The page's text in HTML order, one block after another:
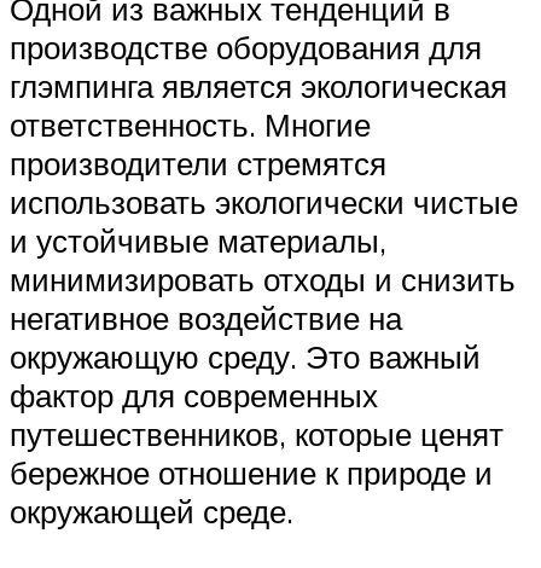
Одной из важных тенденций в
производстве оборудования для
глэмпинга является экологическая
ответственность. Многие
производители стремятся
использовать экологически чистые
и устойчивые материалы,
минимизировать отходы и снизить
негативное воздействие на
окружающую среду. Это важный
фактор для современных
путешественников, которые ценят
бережное отношение к природе и
окружающей среде.